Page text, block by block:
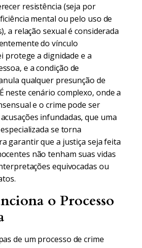
resistência (seja por
mental ou pelo uso de
a relação sexual é considerada
do vínculo
protege a dignidade e a
e a condição de
qualquer presunção de
neste cenário complexo, onde a
e o crime pode ser
infundadas, que uma
se torna
garantir que a justiça seja feita
não tenham suas vidas
equivocadas ou
o Processo
de um processo de crime